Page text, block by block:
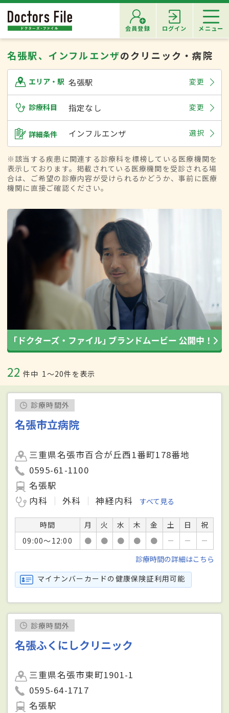
会員登録 ログイン メニュー
名張駅、インフルエンザのクリニック・病院
エリア・駅 名張駅 変更
診療科目 指定なし 変更
詳細条件 インフルエンザ 選択
※該当する疾患に関連する診療科を標榜している医療機関を
表示しております。掲載されている医療機関を受診される場
合は、ご希望の診療内容が受けられるかどうか、事前に医療
機関に直接ご確認ください。
22 件中 1〜20件を表示
診療時間外
名張市立病院
三重県名張市百合が丘西1番町178番地
0595-61-1100
名張駅
内科
外科 神経内科 すべて見る
時間 月 火 水 木 金 土 日
祝
09:00～12:00
● ● ● ● ● － －
－
診療時間の詳細はこちら
マイナンバーカードの健康保険証利用可能
診療時間外
名張ふくにしクリニック
三重県名張市東町1901-1
0595-64-1717
名張駅